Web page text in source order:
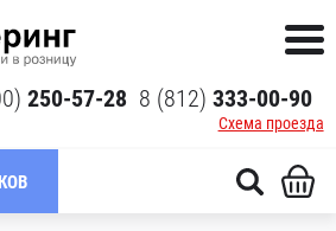
250-57-28 8 (812) 333-00-90
Схема проезда